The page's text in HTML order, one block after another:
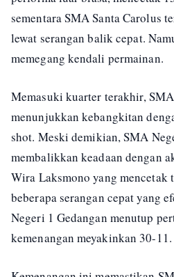
sementara SMA Santa Carolus
lewat serangan balik cepat.
memegang kendali permainan.
Memasuki kuarter terakhir,
menunjukkan kebangkitan
shot. Meski demikian, SMA
membalikkan keadaan dengan
Wira Laksmono yang
beberapa serangan cepat yang
Negeri 1 Gedangan menutup
kemenangan meyakinkan 30-11.